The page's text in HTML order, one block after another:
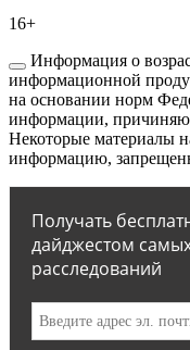
16+
Информация о
информационной
на основании норм
информации,
Некоторые материалы
информацию,
Получать
дайджестом
расследований